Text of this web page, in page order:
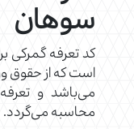
سوهان
کد تعرفه گمرکی
می‌باشد و
محاسبه می‌گردد.